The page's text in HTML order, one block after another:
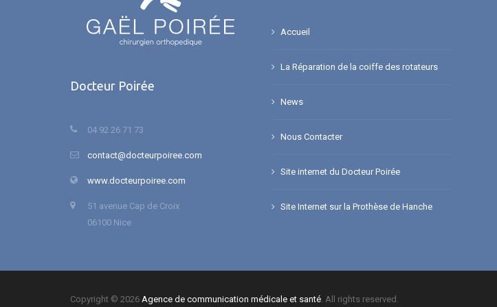
Docteur Poirée
04 92 26 71 73
contact@docteurpoiree.com
www.docteurpoiree.com
51 avenue Cap de Croix
06100 Nice
Accueil
La Réparation de la coiffe des rotateurs
News
Nous Contacter
Site internet du Docteur Poirée
Site Internet sur la Prothèse de Hanche
Copyright © 2026 Agence de communication médicale et santé . All rights reserved.